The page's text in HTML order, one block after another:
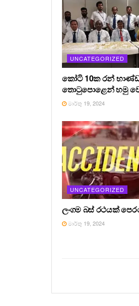
UNCATEGORIZED
කෝටි 10ක රන්
තොටුපොළෙන් හමු
මාර්තු 19, 2024
UNCATEGORIZED
ලංගම බස් රථයක්
මාර්තු 19, 2024